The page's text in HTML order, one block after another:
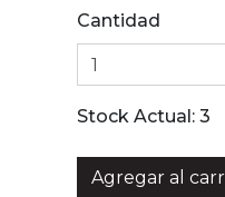
Cantidad
Stock Actual: 3
Agregar al